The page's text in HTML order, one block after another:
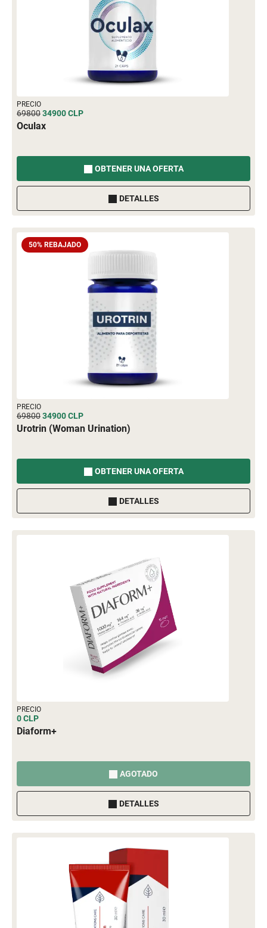
PRECIO
6980034900CLP
Oculax
OBTENER UNA OFERTA
DETALLES
50% REBAJADO
PRECIO
6980034900CLP
Urotrin (Woman Urination)
OBTENER UNA OFERTA
DETALLES
PRECIO
0 CLP
Diaform+
AGOTADO
DETALLES